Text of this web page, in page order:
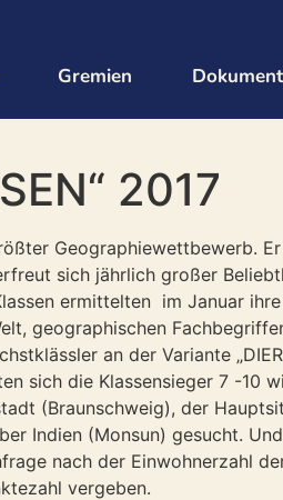
Gremien
2017
Geographiewettbewerb.
sich jährlich großer
ermittelten im Januar ihre
geographischen
an der Variante
sich die Klassensieger 7 -10
(Braunschweig), der
Indien (Monsun) gesucht. Und
nach der Einwohnerzahl
vergeben.